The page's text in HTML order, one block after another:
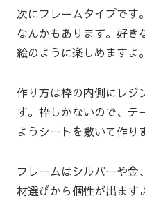
次にフレームタイプです
なんかもあります。好き
絵のように楽しめますよ。
作り方は枠の内側にレジ
す。枠しかないので、テ
ようシートを敷いて作り
フレームはシルバーや金
材選びから個性が出ます